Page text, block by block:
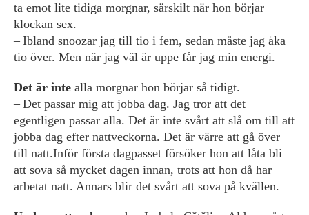
ta emot lite tidiga morgnar, särskilt när hon börjar
klockan sex.
– Ibland snoozar jag till tio i fem, sedan måste jag åka
tio över. Men när jag väl är uppe får jag min energi.
Det är inte alla morgnar hon börjar så tidigt.
– Det passar mig att jobba dag. Jag tror att det
egentligen passar alla. Det är inte svårt att slå om till att
jobba dag efter nattveckorna. Det är värre att gå över
till natt.Inför första dagpasset försöker hon att låta bli
att sova så mycket dagen innan, trots att hon då har
arbetat natt. Annars blir det svårt att sova på kvällen.